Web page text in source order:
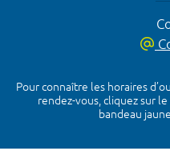
Pour connaître les horaires
rendez-vous, cliquez sur
bandeau